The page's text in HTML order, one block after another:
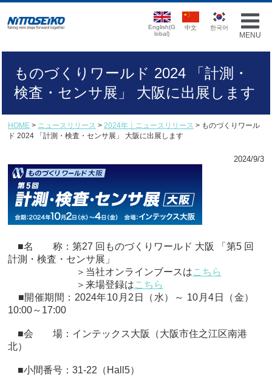
MENU
English(G
lobal)
中文 한국어
ものづくりワールド 2024 「計測・
検査・センサ展」 大阪に出展します
HOME > ニュースリリース > 2024年｜ニュースリリース > ものづくりワール
ド 2024 「計測・検査・センサ展」 大阪に出展します
2024/9/3
■名 称：第27 回ものづくりワールド 大阪 「第5 回
計測・検査・センサ展」
＞当社オンラインブースはこちら
＞来場登録はこちら
■開催期間：2024年10月2日（水）～ 10月4日（金）
10:00～17:00
■会 場：インテックス大阪（大阪市住之江区南港
北）
■小間番号：31-22（Hall5）